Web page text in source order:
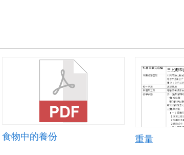
食物中的養份 重量